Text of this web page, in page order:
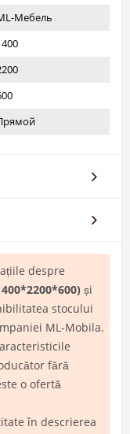
Мебель
despre
și
stocului
ML-Mobila.
fără
o ofertă
în descrierea